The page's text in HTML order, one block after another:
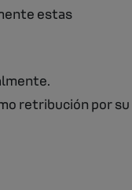
estas
retribución por su